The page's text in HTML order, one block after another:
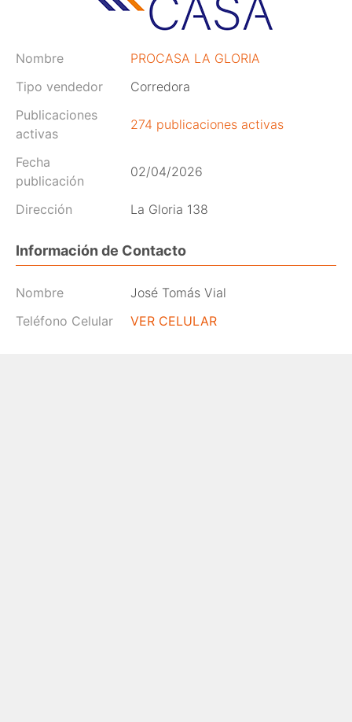
Nombre
PROCASA LA GLORIA
Tipo vendedor
Corredora
Publicaciones
activas
274 publicaciones activas
Fecha
publicación
02/04/2026
Dirección La Gloria 138
Información de Contacto
Nombre
José Tomás Vial
Teléfono Celular
VER CELULAR